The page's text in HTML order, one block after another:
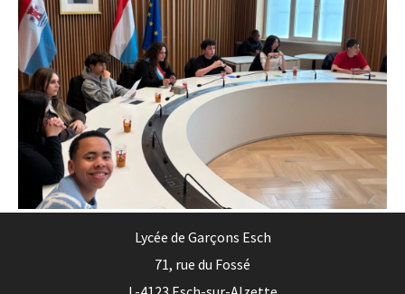
Lycée de Garçons Esch
71, rue du Fossé